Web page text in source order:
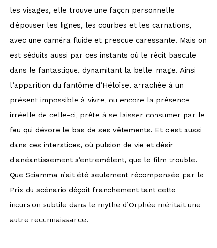
les visages, elle trouve une façon personnelle
d’épouser les lignes, les courbes et les carnations,
avec une caméra fluide et presque caressante. Mais on
est séduits aussi par ces instants où le récit bascule
dans le fantastique, dynamitant la belle image. Ainsi
l’apparition du fantôme d’Héloïse, arrachée à un
présent impossible à vivre, ou encore la présence
irréelle de celle-ci, prête à se laisser consumer par le
feu qui dévore le bas de ses vêtements. Et c’est aussi
dans ces interstices, où pulsion de vie et désir
d’anéantissement s’entremêlent, que le film trouble.
Que Sciamma n’ait été seulement récompensée par le
Prix du scénario déçoit franchement tant cette
incursion subtile dans le mythe d’Orphée méritait une
autre reconnaissance.